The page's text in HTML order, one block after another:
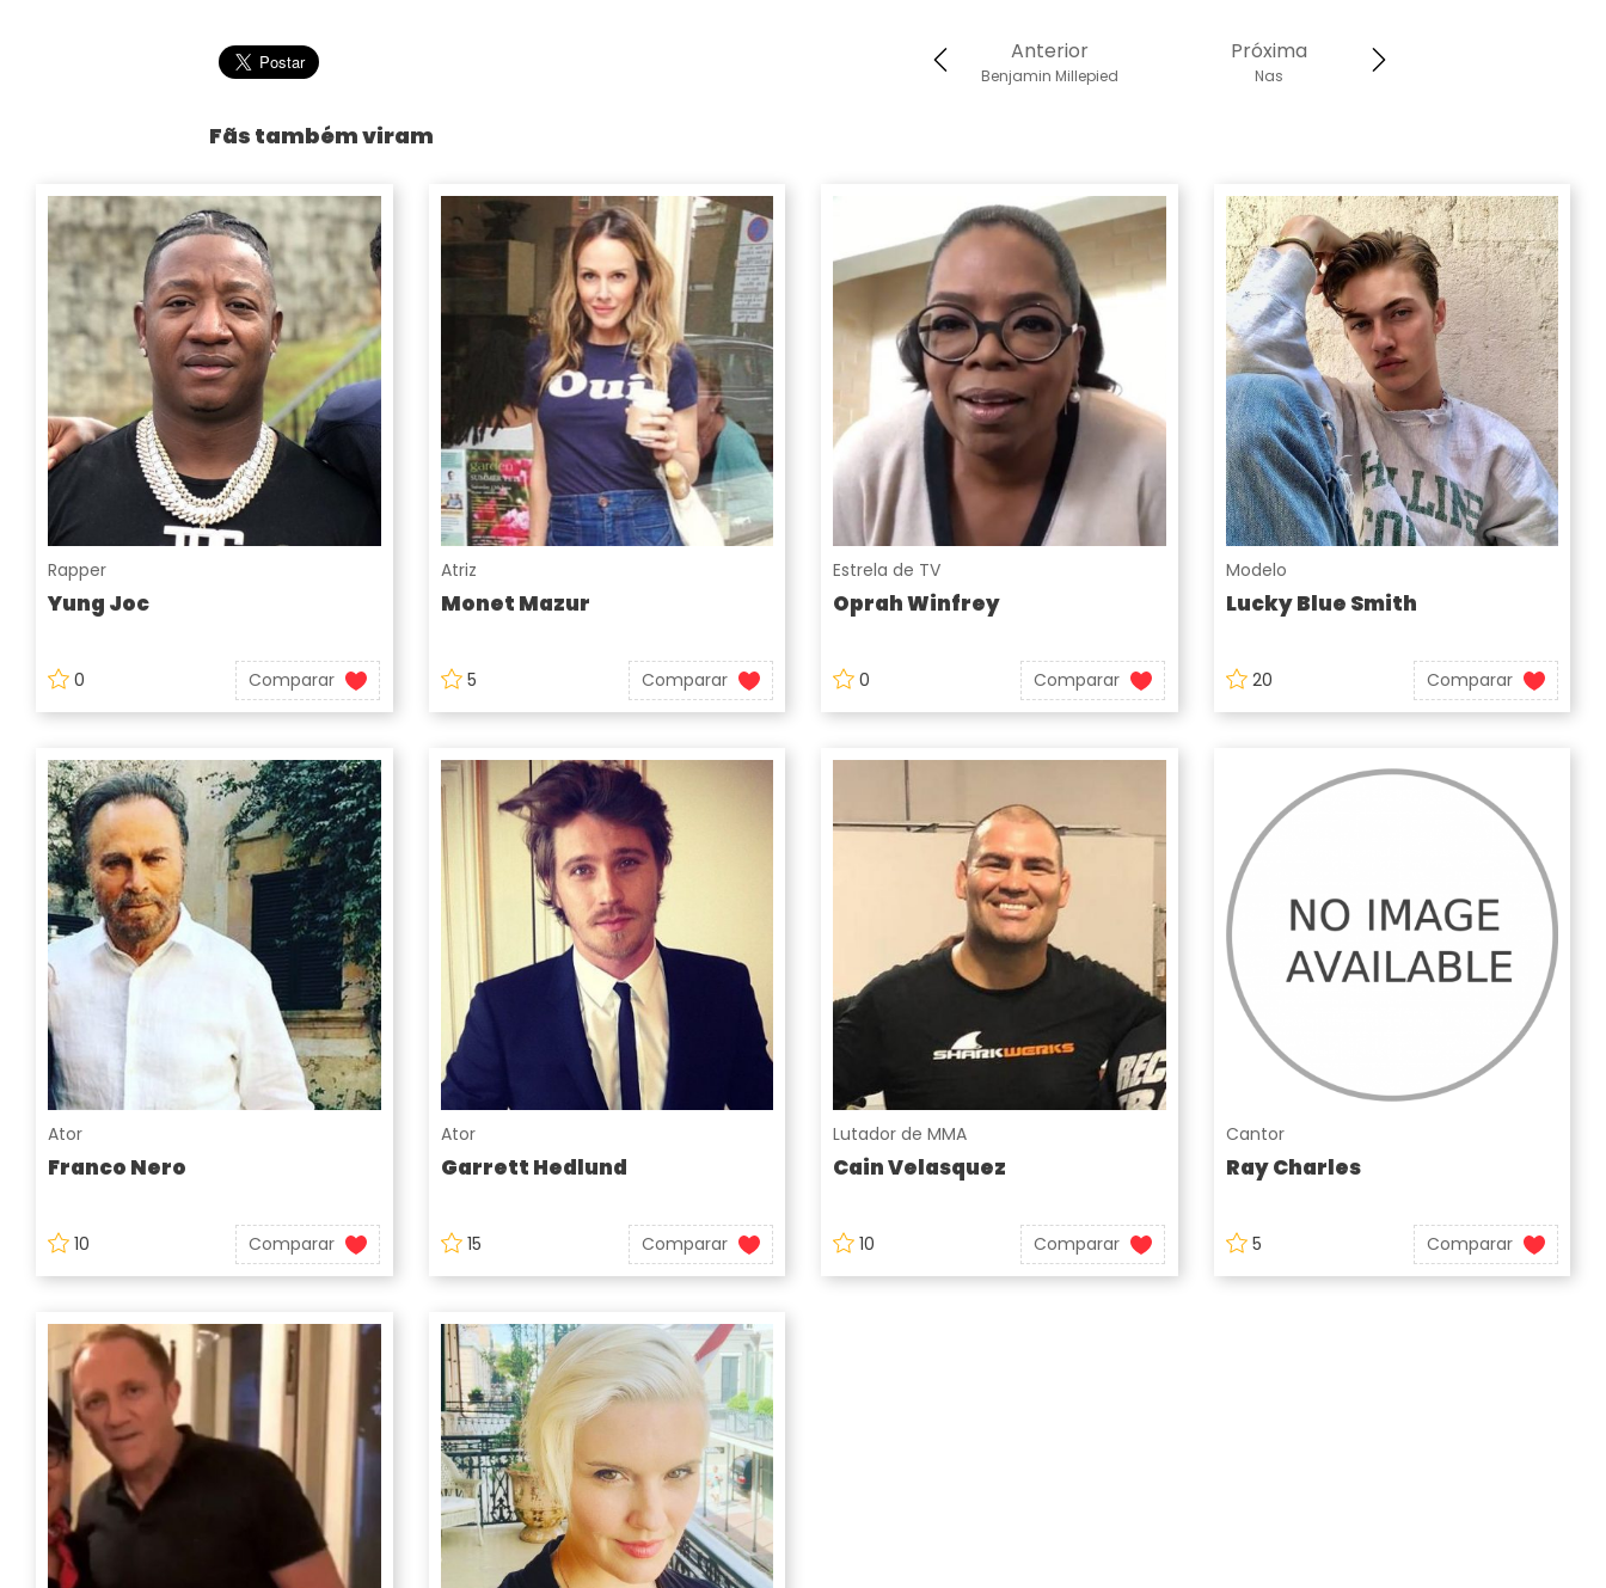
Próxima
Nas
Anterior
Benjamin Millepied
Fãs também viram
Rapper
Yung Joc
0 Comparar
Atriz
Monet Mazur
5 Comparar
Estrela de TV
Oprah Winfrey
0 Comparar
Modelo
Lucky Blue Smith
20 Comparar
Ator
Franco Nero
10 Comparar
Ator
Garrett Hedlund
15 Comparar
Lutador de MMA
Cain Velasquez
10 Comparar
Cantor
Ray Charles
5 Comparar